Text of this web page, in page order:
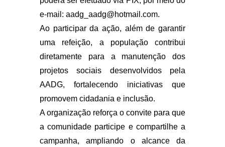
e-mail: aadg_aadg@hotmail.com.
Ao participar da ação, além de garantir
uma refeição, a população contribui
diretamente para a manutenção dos
projetos sociais desenvolvidos pela
AADG, fortalecendo iniciativas que
promovem cidadania e inclusão.
A organização reforça o convite para que
a comunidade participe e compartilhe a
campanha, ampliando o alcance da